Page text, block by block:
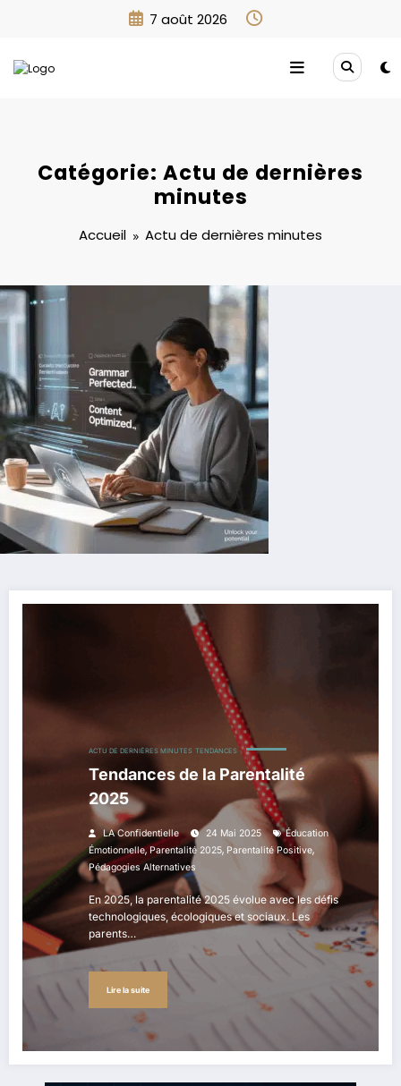
7 août 2026
Catégorie: Actu de dernières
minutes
Accueil Actu de dernières minutes
ACTU DE DERNIÈRES MINUTES TENDANCES
Tendances de la Parentalité
2025
LA Confidentielle 24 Mai 2025
Éducation
Émotionnelle,Parentalité 2025, Parentalité Positive,
Pédagogies Alternatives
En 2025, la parentalité 2025 évolue avec les défis
technologiques, écologiques et sociaux. Les
parents…
Lire la suite